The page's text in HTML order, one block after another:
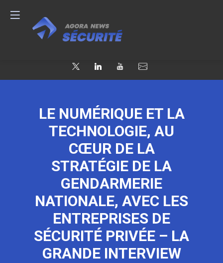
LE NUMÉRIQUE ET LA
TECHNOLOGIE, AU
CŒUR DE LA
STRATÉGIE DE LA
GENDARMERIE
NATIONALE, AVEC LES
ENTREPRISES DE
SÉCURITÉ PRIVÉE – LA
GRANDE INTERVIEW